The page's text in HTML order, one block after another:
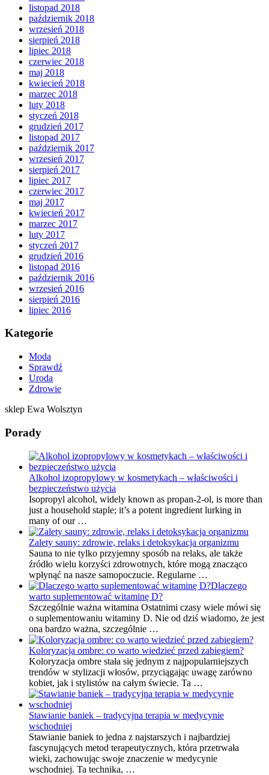
listopad 2018
październik 2018
wrzesień 2018
sierpień 2018
lipiec 2018
czerwiec 2018
maj 2018
kwiecień 2018
marzec 2018
luty 2018
styczeń 2018
grudzień 2017
listopad 2017
październik 2017
wrzesień 2017
sierpień 2017
lipiec 2017
czerwiec 2017
maj 2017
kwiecień 2017
marzec 2017
luty 2017
styczeń 2017
grudzień 2016
listopad 2016
październik 2016
wrzesień 2016
sierpień 2016
lipiec 2016
Kategorie
Moda
Sprawdź
Uroda
Zdrowie
sklep Ewa Wolsztyn
Porady
Alkohol izopropylowy w kosmetykach – właściwości i
bezpieczeństwo użycia
Isopropyl alcohol, widely known as propan-2-ol, is more than
just a household staple; it’s a potent ingredient lurking in
many of our …
Zalety sauny: zdrowie, relaks i detoksykacja organizmu
Sauna to nie tylko przyjemny sposób na relaks, ale także
źródło wielu korzyści zdrowotnych, które mogą znacząco
wpłynąć na nasze samopoczucie. Regularne …
Dlaczego
warto suplementować witaminę D?
Szczególnie ważna witamina Ostatnimi czasy wiele mówi się
o suplementowaniu witaminy D. Nie od dziś wiadomo, że jest
ona bardzo ważna, szczególnie …
Koloryzacja ombre: co warto wiedzieć przed zabiegiem?
Koloryzacja ombre stała się jednym z najpopularniejszych
trendów w stylizacji włosów, przyciągając uwagę zarówno
kobiet, jak i stylistów na całym świecie. Ta …
Stawianie baniek – tradycyjna terapia w medycynie
wschodniej
Stawianie baniek to jedna z najstarszych i najbardziej
fascynujących metod terapeutycznych, która przetrwała
wieki, zachowując swoje znaczenie w medycynie
wschodniej. Ta technika, …